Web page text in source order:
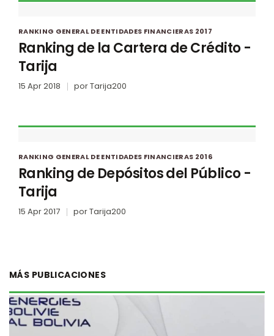
RANKING GENERAL DE ENTIDADES FINANCIERAS 2017
Ranking de la Cartera de Crédito -
Tarija
15 Apr 2018 porTarija200
RANKING GENERAL DE ENTIDADES FINANCIERAS 2016
Ranking de Depósitos del Público -
Tarija
15 Apr 2017 porTarija200
MÁS PUBLICACIONES